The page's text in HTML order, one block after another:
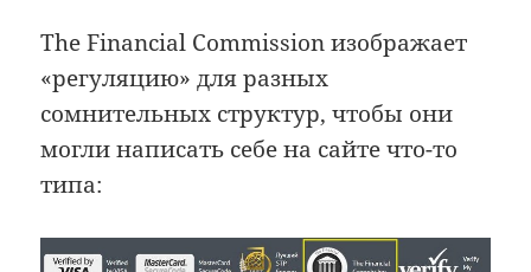
The Financial Commission изображает
«регуляцию» для разных
сомнительных структур, чтобы они
могли написать себе на сайте что-то
типа: